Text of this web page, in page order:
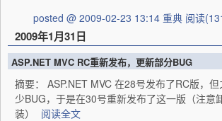
posted @ 2009-02-23 13:14 重典 阅读
2009年1月31日
ASP.NET MVC RC重新发布，更新部分BUG
摘要： ASP.NET MVC 在28号发布了RC版，
少BUG，于是在30号重新发布了这一版（注意
装）
阅读全文